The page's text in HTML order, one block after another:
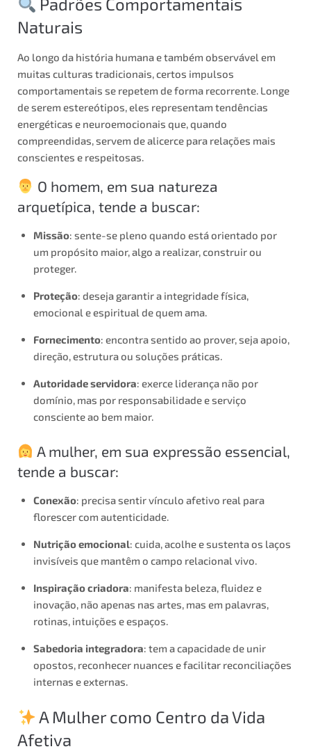
Naturais
Ao longo da história humana e também observável em
muitas culturas tradicionais, certos impulsos
comportamentais se repetem de forma recorrente. Longe
de serem estereótipos, eles representam tendências
energéticas e neuroemocionais que, quando
compreendidas, servem de alicerce para relações mais
conscientes e respeitosas.
O homem, em sua natureza
arquetípica, tende a buscar:
Missão: sente-se pleno quando está orientado por
um propósito maior, algo a realizar, construir ou
proteger.
Proteção: deseja garantir a integridade física,
emocional e espiritual de quem ama.
Fornecimento: encontra sentido ao prover, seja apoio,
direção, estrutura ou soluções práticas.
Autoridade servidora: exerce liderança não por
domínio, mas por responsabilidade e serviço
consciente ao bem maior.
A mulher, em sua expressão essencial,
tende a buscar:
Conexão: precisa sentir vínculo afetivo real para
florescer com autenticidade.
Nutrição emocional: cuida, acolhe e sustenta os laços
invisíveis que mantêm o campo relacional vivo.
Inspiração criadora: manifesta beleza, fluidez e
inovação, não apenas nas artes, mas em palavras,
rotinas, intuições e espaços.
Sabedoria integradora: tem a capacidade de unir
opostos, reconhecer nuances e facilitar reconciliações
internas e externas.
A Mulher como Centro da Vida
Afetiva